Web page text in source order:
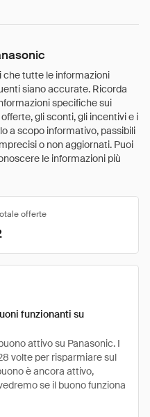
che tutte le informazioni
siano accurate. Ricorda
specifiche sui
gli sconti, gli incentivi e i
a scopo informativo, passibili
o non aggiornati. Puoi
le informazioni più
offerte
funzionanti su
attivo su Panasonic. I
volte per risparmiare sul
è ancora attivo,
se il buono funziona